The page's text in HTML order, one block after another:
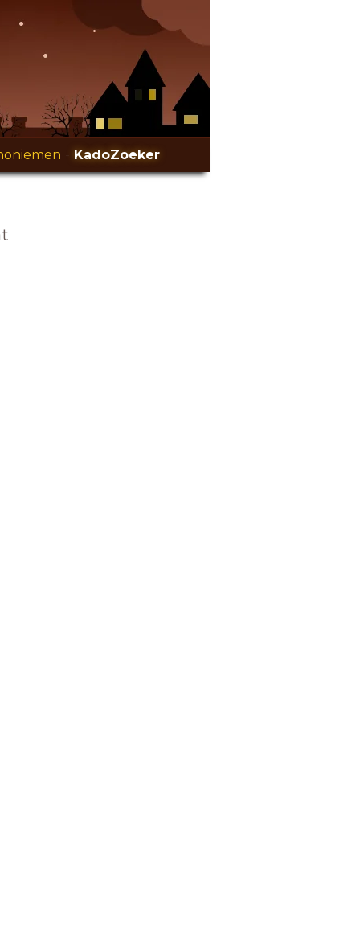
KadoZoeker